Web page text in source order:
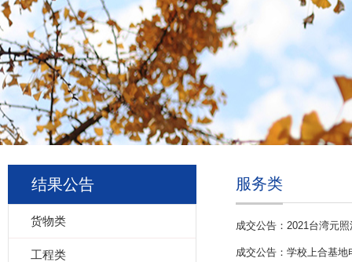
结果公告
货物类
工程类
服务类
成交公告：2021台湾元
成交公告：学校上合基地